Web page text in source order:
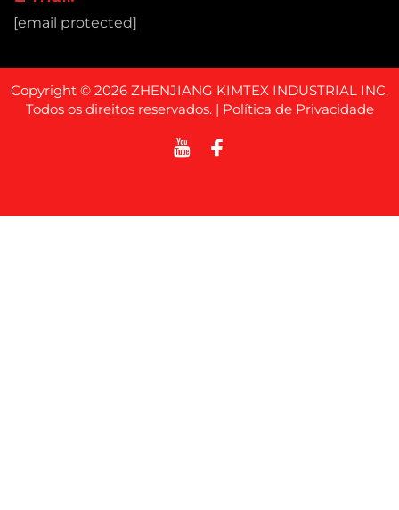
[email protected]
Copyright © 2026 ZHENJIANG KIMTEX INDUSTRIAL INC.
Todos os direitos reservados. | Política de Privacidade